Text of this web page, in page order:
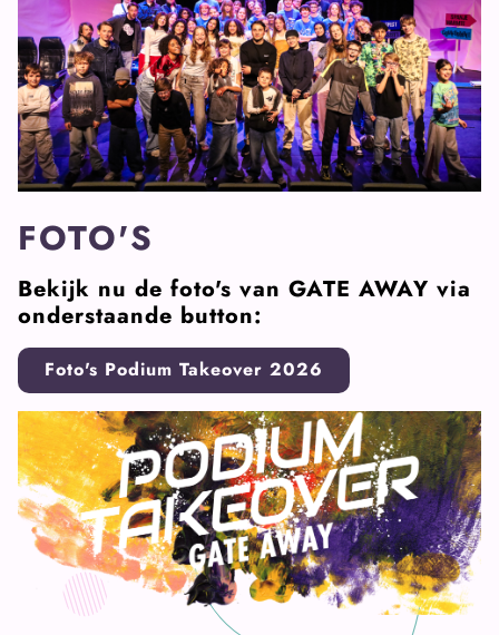
FOTO'S
Bekijk nu de foto's van GATE AWAY via
onderstaande button:
Foto's Podium Takeover 2026